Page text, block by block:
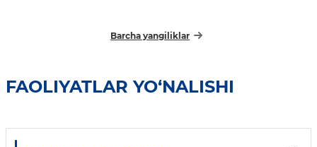
Barcha yangiliklar
FAOLIYATLAR YO‘NALISHI